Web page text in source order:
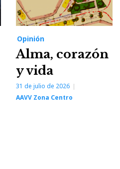
Opinión
Alma, corazón
y vida
31 de julio de 2026
AAVV Zona Centro